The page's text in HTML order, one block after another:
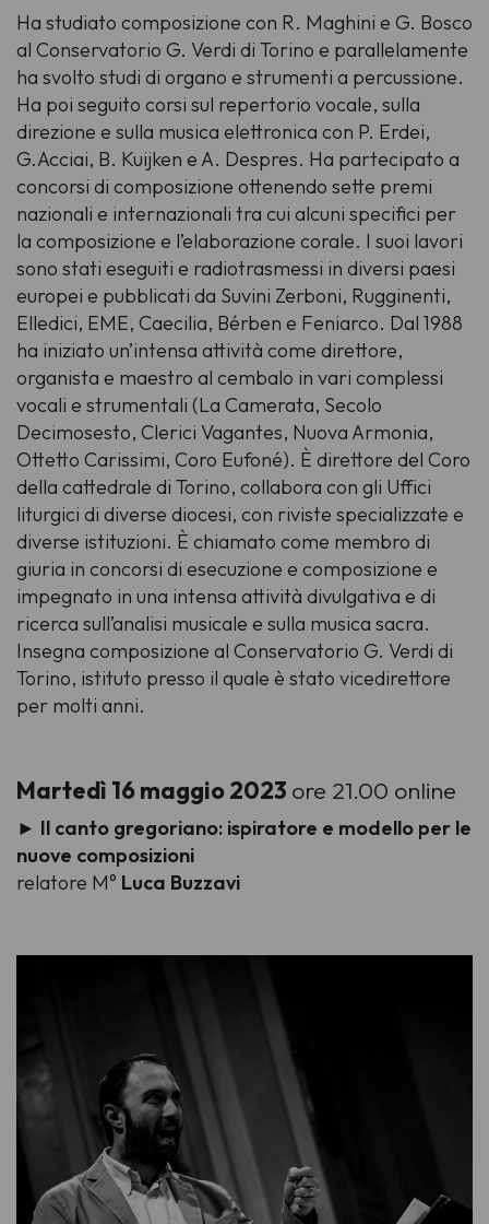
Ha studiato composizione con R. Maghini e G. Bosco
al Conservatorio G. Verdi di Torino e parallelamente
ha svolto studi di organo e strumenti a percussione.
Ha poi seguito corsi sul repertorio vocale, sulla
direzione e sulla musica elettronica con P. Erdei,
G.Acciai, B. Kuijken e A. Despres. Ha partecipato a
concorsi di composizione ottenendo sette premi
nazionali e internazionali tra cui alcuni specifici per
la composizione e l’elaborazione corale. I suoi lavori
sono stati eseguiti e radiotrasmessi in diversi paesi
europei e pubblicati da Suvini Zerboni, Rugginenti,
Elledici, EME, Caecilia, Bérben e Feniarco. Dal 1988
ha iniziato un’intensa attività come direttore,
organista e maestro al cembalo in vari complessi
vocali e strumentali (La Camerata, Secolo
Decimosesto, Clerici Vagantes, Nuova Armonia,
Ottetto Carissimi, Coro Eufoné). È direttore del Coro
della cattedrale di Torino, collabora con gli Uffici
liturgici di diverse diocesi, con riviste specializzate e
diverse istituzioni. È chiamato come membro di
giuria in concorsi di esecuzione e composizione e
impegnato in una intensa attività divulgativa e di
ricerca sull’analisi musicale e sulla musica sacra.
Insegna composizione al Conservatorio G. Verdi di
Torino, istituto presso il quale è stato vicedirettore
per molti anni.
Martedì 16 maggio 2023 ore 21.00 online
► Il canto gregoriano: ispiratore e modello per le
nuove composizioni
relatore M° Luca Buzzavi